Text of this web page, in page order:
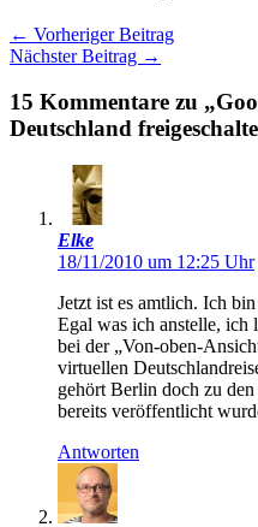
← Vorheriger Beitrag
Nächster Beitrag →
15 Kommentare zu
Deutschland
Elke
18/11/2010 um 12:25 Uhr
Jetzt ist es amtlich. Ich
Egal was ich anstelle, ich
bei der „Von-oben-
virtuellen
gehört Berlin doch zu
bereits veröffentlicht
Antworten